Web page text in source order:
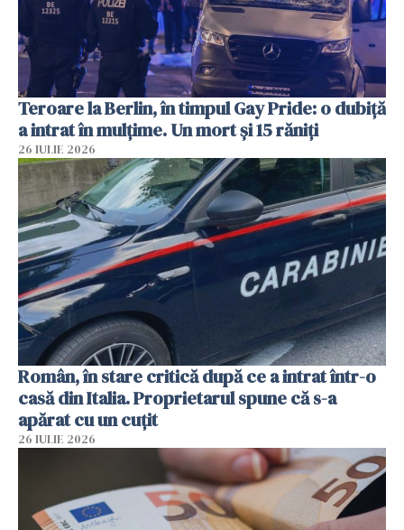
Teroare la Berlin, în timpul Gay Pride: o dubiță
a intrat în mulțime. Un mort și 15 răniți
26 IULIE 2026
Român, în stare critică după ce a intrat într-o
casă din Italia. Proprietarul spune că s-a
apărat cu un cuțit
26 IULIE 2026